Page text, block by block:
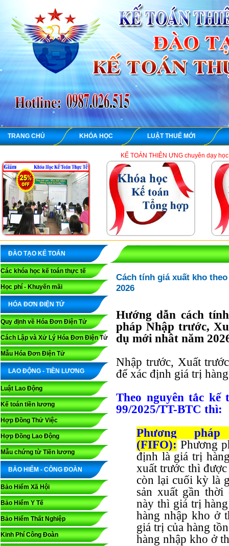
TRANG CHỦ KHÓA HỌC LUẬT THUẾ MỚI
KẾ TOÁN THIÊN ƯNG
ĐÀO TẠO KẾ TOÁN
Các khóa học kế toán thực tế
Học phí - Khuyến mãi
HÓA ĐƠN ĐIỆN TỬ
Quy định về Hóa Đơn Điện Tử
Cách Lập và Xử Lý Hóa Đơn Điện Tử
Mẫu Hóa Đơn Điện Tử
LAO ĐỘNG - TIỀN LƯƠNG
Luật Lao Động
Kế toán tiền lương
Hợp Đồng Thử Việc
Hợp Đồng Lao Động
Mẫu chứng từ Tiền lương
BẢO HIỂM - CÔNG ĐOÀN
Bảo Hiểm Xã Hội
Bảo Hiểm Y Tế
Bảo Hiểm Thất Nghiệp
Kinh Phí Công Đoàn
Cách tính giá xuất kho
2026
Hướng dẫn cách
pháp Nhập trước,
dụ mới nhât năm
Nhập trước, Xuất
để xác định giá trị
Theo nguyên tắc
99/2025/TT-BTC thì:
Phương
(FIFO): Phương
định là giá trị
xuất trước thì
còn lại cuối kỳ là
sản xuất gần
này thì giá trị
hàng nhập kho ở
giá trị của hàng
hàng nhập kho ở